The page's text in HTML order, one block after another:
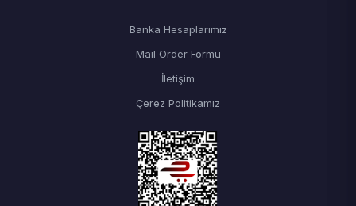
Banka Hesaplarımız
Mail Order Formu
İletişim
Çerez Politikamız